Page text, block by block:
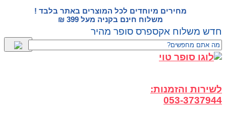
מחירים מיוחדים לכל המוצרים באתר בלבד !
משלוח חינם בקניה מעל 399 ₪
חדש משלוח אקספרס סופר מהיר
לשירות והזמנות:
053-3737944